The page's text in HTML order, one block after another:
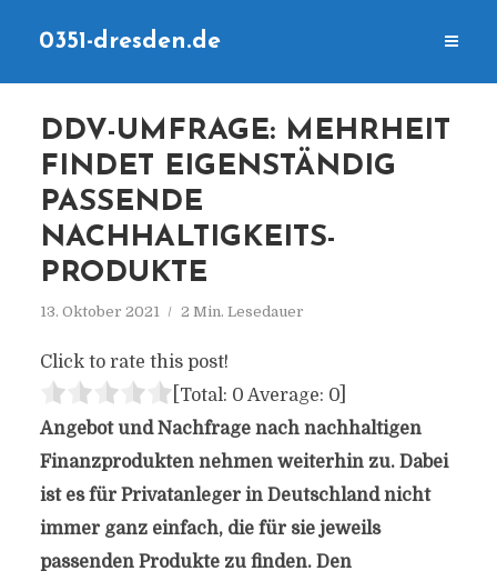
0351-dresden.de
DDV-UMFRAGE: MEHRHEIT
FINDET EIGENSTÄNDIG
PASSENDE
NACHHALTIGKEITS-
PRODUKTE
13. Oktober 2021 2 Min. Lesedauer
Click to rate this post!
[Total: 0 Average: 0]
Angebot und Nachfrage nach nachhaltigen
Finanzprodukten nehmen weiterhin zu. Dabei
ist es für Privatanleger in Deutschland nicht
immer ganz einfach, die für sie jeweils
passenden Produkte zu finden. Den